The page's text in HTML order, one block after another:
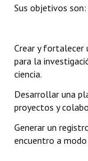
Sus objetivos son:
Crear y fortalecer
para la
ciencia.
Desarrollar una
proyectos y
Generar un
encuentro a